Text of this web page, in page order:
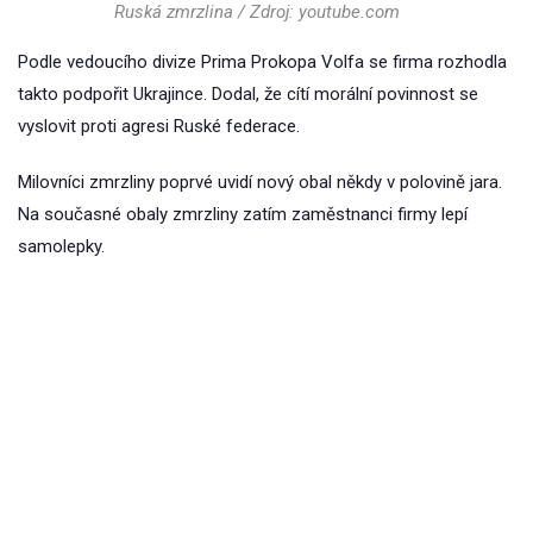
Ruská zmrzlina / Zdroj: youtube.com
Podle vedoucího divize Prima Prokopa Volfa se firma rozhodla
takto podpořit Ukrajince. Dodal, že cítí morální povinnost se
vyslovit proti agresi Ruské federace.
Milovníci zmrzliny poprvé uvidí nový obal někdy v polovině jara.
Na současné obaly zmrzliny zatím zaměstnanci firmy lepí
samolepky.